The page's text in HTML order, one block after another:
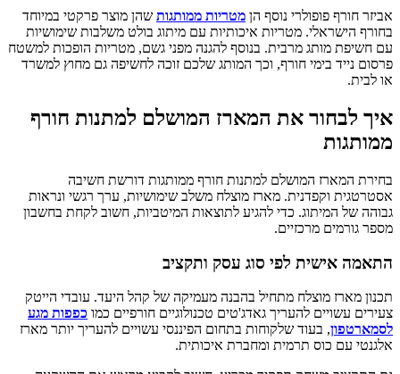
אביזר חורף פופולרי נוסף הן מטריות ממותגות שהן מוצר פרקטי במיוחד
בחורף הישראלי. מטריות איכותיות עם מיתוג בולט משלבות שימושיות
עם חשיפת מותג מרבית. בנוסף להגנה מפני גשם, מטריות הופכות למשטח
פרסום נייד בימי חורף, וכך המותג שלכם זוכה לחשיפה גם מחוץ למשרד
או לבית.
איך לבחור את המארז המושלם למתנות חורף
ממותגות
בחירת המארז המושלם למתנות חורף ממותגות דורשת חשיבה
אסטרטגית וקפדנית. מארז מוצלח משלב שימושיות, ערך רגשי ונראות
גבוהה של המיתוג. כדי להגיע לתוצאות המיטביות, חשוב לקחת בחשבון
מספר גורמים מרכזיים.
התאמה אישית לפי סוג עסק ותקציב
תכנון מארז מוצלח מתחיל בהבנה מעמיקה של קהל היעד. עובדי הייטק
צעירים עשויים להעריך גאדג'טים טכנולוגיים חורפיים כמו כפפות מגע
לסמארטפון, בעוד שלקוחות בתחום הפיננסי עשויים להעריך יותר מארז
אלגנטי עם כוס תרמית ומחברת איכותית.